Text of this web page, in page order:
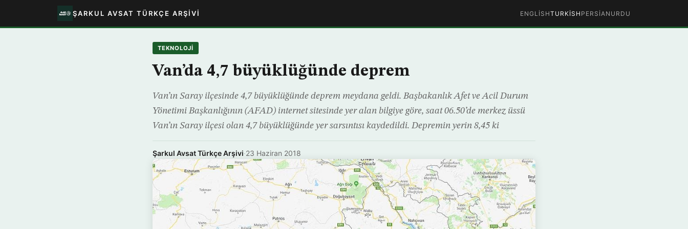
ŞARKUL AVSAT TÜRKÇE ARŞIVI ENGLISHTURKISH PERSIAN URDU
TEKNOLOJİ
Van’da 4,7 büyüklüğünde deprem
Van’ın Saray ilçesinde 4,7 büyüklüğünde deprem meydana geldi. Başbakanlık Afet ve Acil Durum
Yönetimi Başkanlığının (AFAD) internet sitesinde yer alan bilgiye göre, saat 06.50’de merkez üssü
Van’ın Saray ilçesi olan 4,7 büyüklüğünde yer sarsıntısı kaydedildi. Depremin yerin 8,45 ki
Şarkul Avsat Türkçe Arşivi·23 Haziran 2018